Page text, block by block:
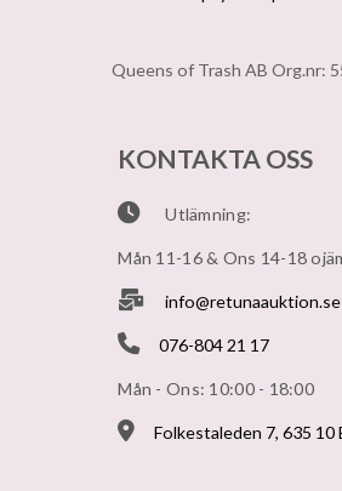
Queens of Trash AB Org.nr:
KONTAKTA OSS
Utlämning:
Mån 11-16 & Ons 14-18
info@retunaauktion.se
076-804 21 17
Mån - Ons: 10:00 - 18:00
Folkestaleden 7, 635 10